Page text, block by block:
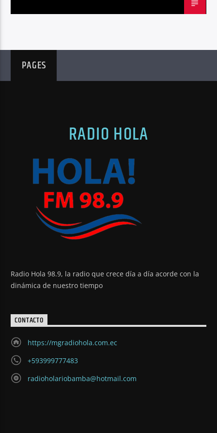
PAGES
RADIO HOLA
Radio Hola 98.9, la radio que crece día a día acorde con la
dinámica de nuestro tiempo
CONTACTO
https://mgradiohola.com.ec
+593999777483
radioholariobamba@hotmail.com